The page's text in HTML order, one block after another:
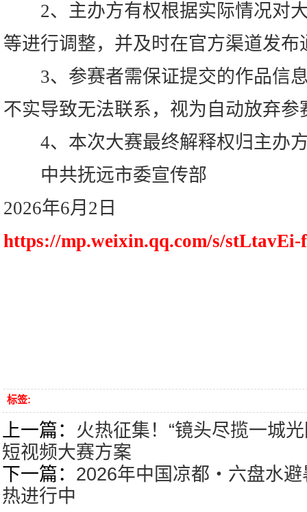
2、主办方有权根据实际情况对大
等进行调整，并及时在官方渠道发布
3、参赛者需保证提交的作品信息
不实导致无法联系，视为自动放弃参
4、本次大赛最终解释权归主办
中共抚远市委宣传部
2026年6月2日
https://mp.weixin.qq.com/s/stLtavEi-
标签:
上一篇： 火热征集！“镜头尽揽一城
短视频大赛方案
下一篇： 2026年中国凉都・六盘水
热进行中